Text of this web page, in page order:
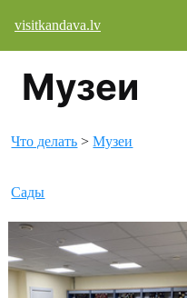
visitkandava.lv
Музеи
Что делать >Музеи
Сады